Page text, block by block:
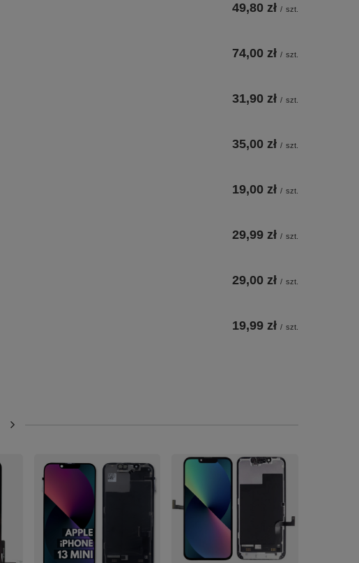
49,80 zł / szt.
74,00 zł / szt.
31,90 zł / szt.
35,00 zł / szt.
19,00 zł / szt.
29,99 zł / szt.
29,00 zł / szt.
19,99 zł / szt.